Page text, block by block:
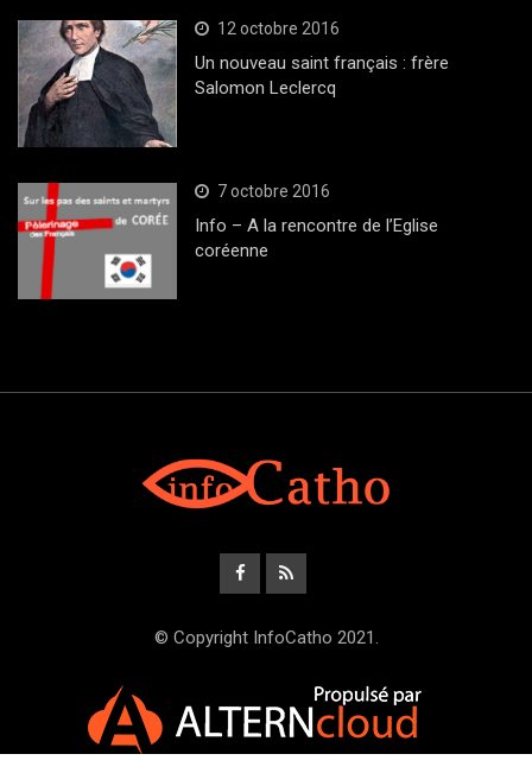
12 octobre 2016
Un nouveau saint français : frère
Salomon Leclercq
7 octobre 2016
Info – A la rencontre de l’Eglise
coréenne
© Copyright InfoCatho 2021.